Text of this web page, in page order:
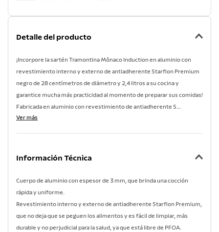
Detalle del producto
¡Incorpore la sartén Tramontina Mônaco Induction en aluminio con
revestimiento interno y externo de antiadherente Starflon Premium
negro de 28 centímetros de diámetro y 2,4 litros a su cocina y
garantice mucha más practicidad al momento de preparar sus comidas!
Fabricada en aluminio con revestimiento de antiadherente S...
Ver más
Información Técnica
Cuerpo de aluminio con espesor de 3 mm, que brinda una cocción
rápida y uniforme.
Revestimiento interno y externo de antiadherente Starflon Premium,
que no deja que se peguen los alimentos y es fácil de limpiar, más
durable y no perjudicial para la salud, ya que está libre de PFOA.